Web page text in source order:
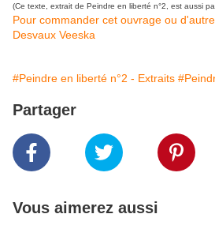
(Ce texte, extrait de Peindre en liberté n°2, est aussi
Pour commander cet ouvrage ou
Desvaux Veeska
#Peindre en liberté n°2 - Extraits
Partager
Vous aimerez aussi